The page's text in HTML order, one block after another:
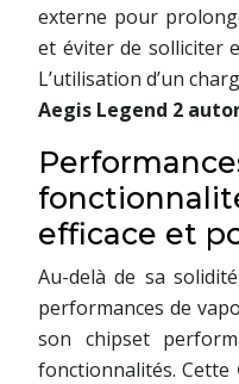
externe pour
et éviter de solliciter
L’utilisation d’un
Aegis Legend 2
efficace et
Au-delà de sa
performances de
son chipset
fonctionnalités. Cette